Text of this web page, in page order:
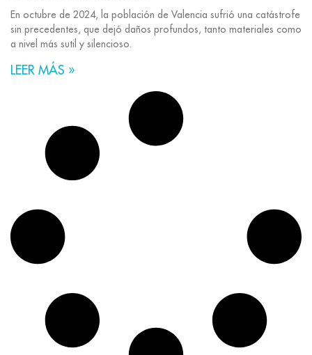
En octubre de 2024, la población de Valencia sufrió una catástrofe
sin precedentes, que dejó daños profundos, tanto materiales como
a nivel más sutil y silencioso.
LEER MÁS »